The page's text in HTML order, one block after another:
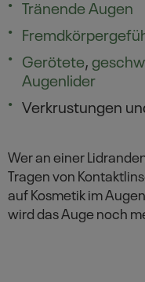
Tränende Augen
Gerötete,
Augenlider
Verkrustungen
Wer an einer
Tragen von
auf Kosmetik im
wird das Auge noch